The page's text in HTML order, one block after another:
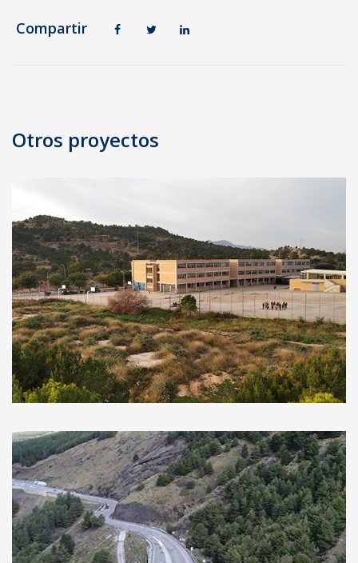
Compartir
de
Otros proyectos
Estudio hidrogeológico-geotécnico en
I.E.S. Villa De Aspe, Alicante